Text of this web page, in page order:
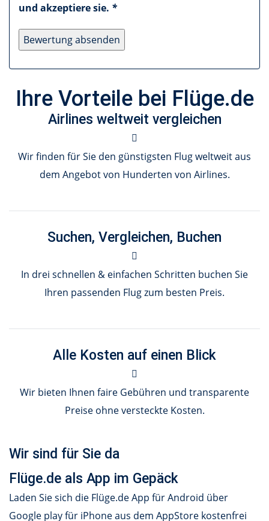
und akzeptiere sie. *
Ihre Vorteile bei Flüge.de
Airlines weltweit vergleichen
Wir finden für Sie den günstigsten Flug weltweit aus
dem Angebot von Hunderten von Airlines.
Suchen, Vergleichen, Buchen
In drei schnellen & einfachen Schritten buchen Sie
Ihren passenden Flug zum besten Preis.
Alle Kosten auf einen Blick
Wir bieten Ihnen faire Gebühren und transparente
Preise ohne versteckte Kosten.
Wir sind für Sie da
Flüge.de als App im Gepäck
Laden Sie sich die Flüge.de App für Android über
Google play für iPhone aus dem AppStore kostenfrei